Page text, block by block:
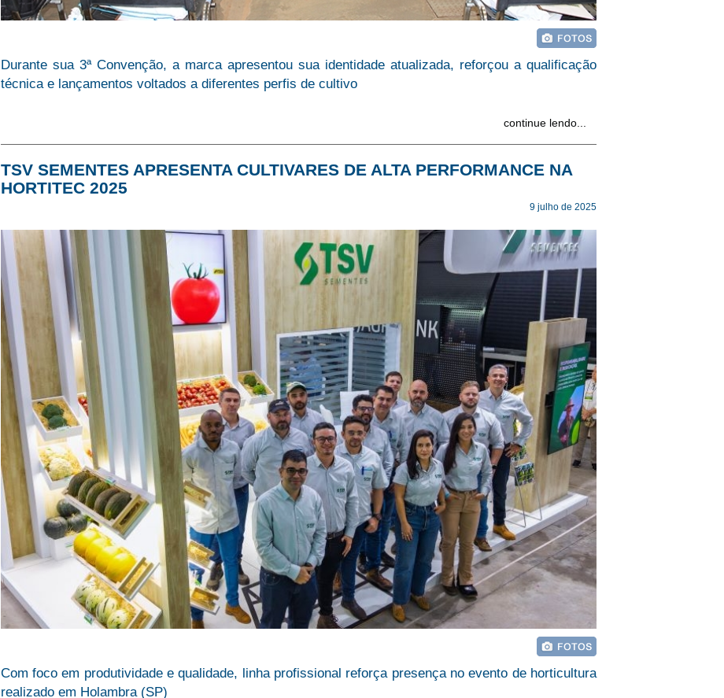
Durante sua 3ª Convenção, a marca apresentou sua identidade atualizada, reforçou a qualificação
técnica e lançamentos voltados a diferentes perfis de cultivo
continue lendo...
TSV SEMENTES APRESENTA CULTIVARES DE ALTA PERFORMANCE NA
HORTITEC 2025
9 julho de 2025
Com foco em produtividade e qualidade, linha profissional reforça presença no evento de horticultura
realizado em Holambra (SP)